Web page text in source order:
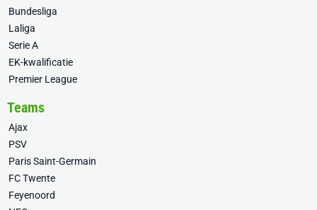
Bundesliga
Laliga
Serie A
EK-kwalificatie
Premier League
Teams
Ajax
PSV
Paris Saint-Germain
FC Twente
Feyenoord